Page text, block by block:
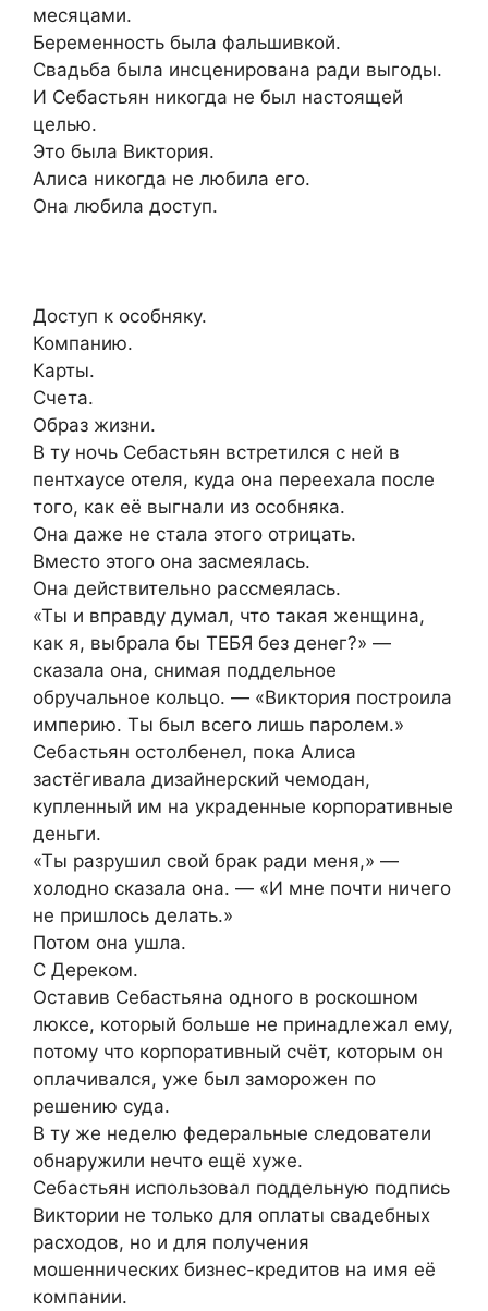
месяцами.
Беременность была фальшивкой.
Свадьба была инсценирована ради выгоды.
И Себастьян никогда не был настоящей
целью.
Это была Виктория.
Алиса никогда не любила его.
Она любила доступ.
Доступ к особняку.
Компанию.
Карты.
Счета.
Образ жизни.
В ту ночь Себастьян встретился с ней в
пентхаусе отеля, куда она переехала после
того, как её выгнали из особняка.
Она даже не стала этого отрицать.
Вместо этого она засмеялась.
Она действительно рассмеялась.
«Ты и вправду думал, что такая женщина,
как я, выбрала бы ТЕБЯ без денег?» —
сказала она, снимая поддельное
обручальное кольцо. — «Виктория построила
империю. Ты был всего лишь паролем.»
Себастьян остолбенел, пока Алиса
застёгивала дизайнерский чемодан,
купленный им на украденные корпоративные
деньги.
«Ты разрушил свой брак ради меня,» —
холодно сказала она. — «И мне почти ничего
не пришлось делать.»
Потом она ушла.
С Дереком.
Оставив Себастьяна одного в роскошном
люксе, который больше не принадлежал ему,
потому что корпоративный счёт, которым он
оплачивался, уже был заморожен по
решению суда.
В ту же неделю федеральные следователи
обнаружили нечто ещё хуже.
Себастьян использовал поддельную подпись
Виктории не только для оплаты свадебных
расходов, но и для получения
мошеннических бизнес-кредитов на имя её
компании.